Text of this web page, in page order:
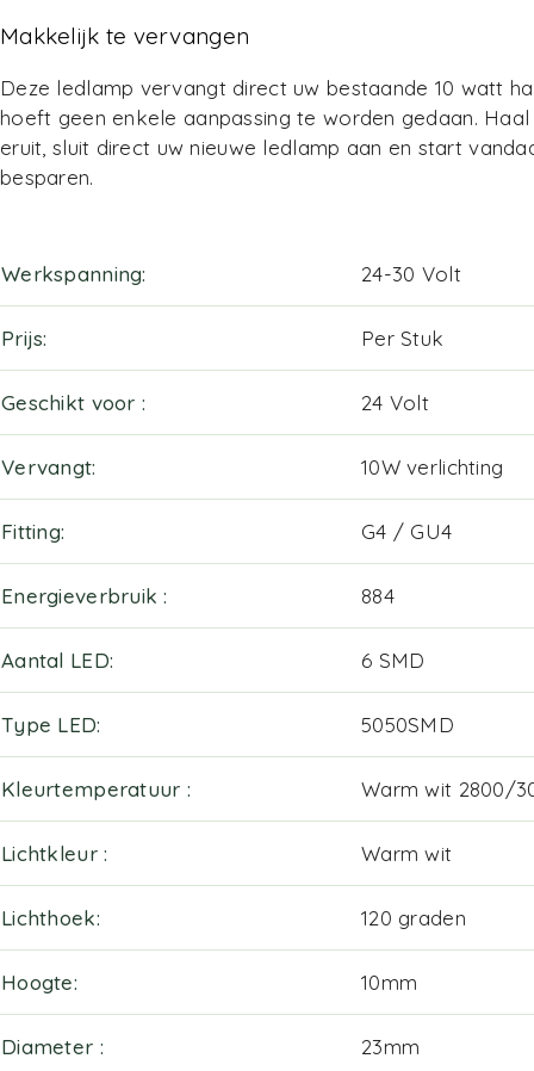
Makkelijk te vervangen
Deze ledlamp vervangt direct uw bestaande 10 watt
hoeft geen enkele aanpassing te worden gedaan.
eruit, sluit direct uw nieuwe ledlamp aan en start
besparen.
Werkspanning 24-30 Volt
Prijs Per Stuk
Geschikt voor 24 Volt
Vervangt 10W verlichting
Fitting G4 / GU4
Energieverbruik 884
Aantal LED 6 SMD
Type LED 5050SMD
Kleurtemperatuur Warm wit 2800/
Lichtkleur Warm wit
Lichthoek 120 graden
Hoogte 10mm
Diameter 23mm